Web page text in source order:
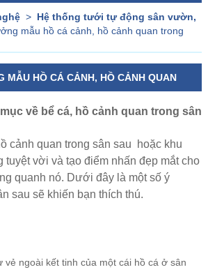
> Hệ thống tưới tự động sân vườn,
mẫu hồ cá cảnh, hồ cảnh quan trong
MẪU HỒ CÁ CẢNH, HỒ CẢNH QUAN
VƯỜNvề bể cá, hồ cảnh quan trong sân
cảnh quan trong sân sau hoặc khu
tuyệt vời và tạo điểm nhấn đẹp mắt cho
quanh nó. Dưới đây là một số ý
sau sẽ khiến bạn thích thú.
vẻ ngoài kết tinh của một cái hồ cá ở sân